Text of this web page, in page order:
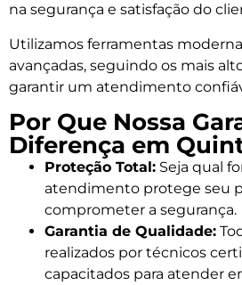
na segurança e satisfação do
Utilizamos ferramentas
avançadas, seguindo os mais
garantir um atendimento
Por Que Nossa
Diferença em
Proteção Total: Seja qual
atendimento protege seu
comprometer a segurança.
Garantia de Qualidade:
realizados por técnicos
capacitados para atender